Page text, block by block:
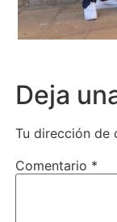
Deja
Tu dirección de
Comentario *